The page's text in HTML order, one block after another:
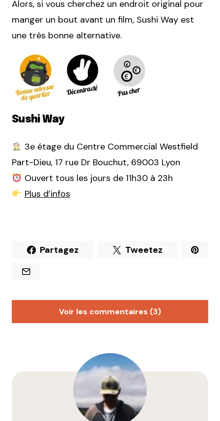
Alors, si vous cherchez un endroit original pour
manger un bout avant un film, Sushi Way est
une très bonne alternative.
Sushi Way
3e étage du Centre Commercial Westfield
Part-Dieu, 17 rue Dr Bouchut, 69003 Lyon
Ouvert tous les jours de 11h30 à 23h
Plus d’infos
Partagez Tweetez
Voir les commentaires (3)
C’est quand même dommage que tous les
restaurants de sushis ne soit en fait tenus par des
chinois, dirigeant, Kevin Chen, bingo. En passant
devant et intrigué, j’ai remarqué directement sur
quelque chose n’allait pas, et ce sont les nems qui
ont sonné le glas de ce resto pour moi…